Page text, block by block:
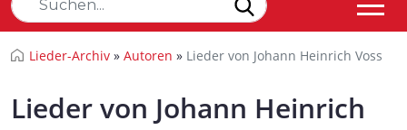
Lieder-Archiv » Autoren » Lieder von Johann Heinrich Voss
Lieder von Johann Heinrich